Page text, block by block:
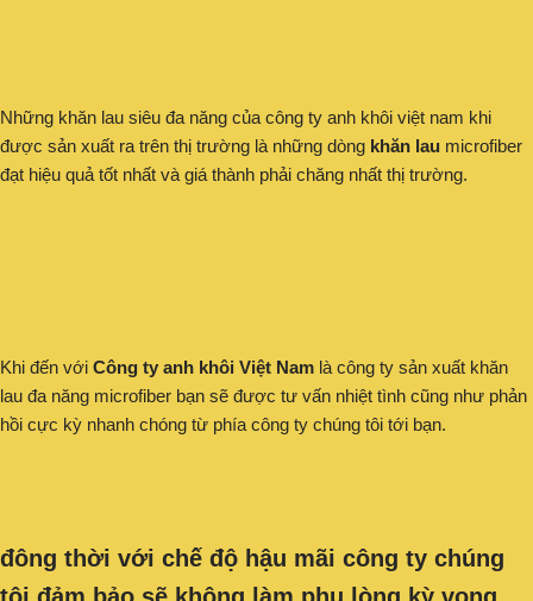
Những khăn lau siêu đa năng của công ty anh khôi việt nam khi
được sản xuất ra trên thị trường là những dòng khăn lau microfiber
đạt hiệu quả tốt nhất và giá thành phải chăng nhất thị trường.
Khi đến với Công ty anh khôi Việt Nam là công ty sản xuất khăn
lau đa năng microfiber bạn sẽ được tư vấn nhiệt tình cũng như phản
hồi cực kỳ nhanh chóng từ phía công ty chúng tôi tới bạn.
đông thời với chế độ hậu mãi công ty chúng